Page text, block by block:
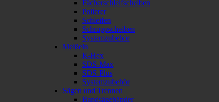
Fächerschleifscheiben
Polierer
Schleifen
Schruppscheiben
Systemzubehör
Meißeln
K-Hex
SDS-Max
SDS-Plus
Systemzubehör
Sägen und Trennen
Bandsägebänder